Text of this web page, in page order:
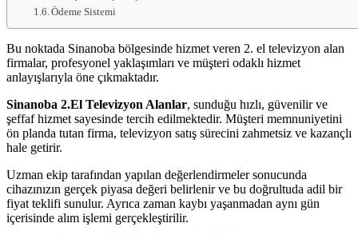
Ödeme Sistemi
Bu noktada Sinanoba bölgesinde hizmet veren 2. el televizyon alan
firmalar, profesyonel yaklaşımları ve müşteri odaklı hizmet
anlayışlarıyla öne çıkmaktadır.
Sinanoba 2.El Televizyon Alanlar, sunduğu hızlı, güvenilir ve
şeffaf hizmet sayesinde tercih edilmektedir. Müşteri memnuniyetini
ön planda tutan firma, televizyon satış sürecini zahmetsiz ve kazançlı
hale getirir.
Uzman ekip tarafından yapılan değerlendirmeler sonucunda
cihazınızın gerçek piyasa değeri belirlenir ve bu doğrultuda adil bir
fiyat teklifi sunulur. Ayrıca zaman kaybı yaşanmadan aynı gün
içerisinde alım işlemi gerçekleştirilir.